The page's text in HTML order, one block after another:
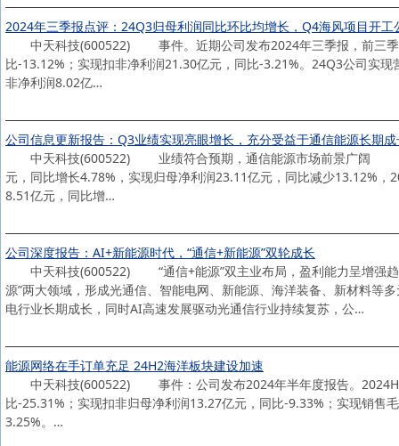
2024年三季报点评：24Q3归母利润同比环比均增长，Q4海风项目开工
中天科技(600522) 事件。近期公司发布2024年三季报，前三季
比-13.12%；实现扣非净利润21.30亿元，同比-3.21%。24Q3公司实
非净利润8.02亿…
公司信息更新报告：Q3业绩实现亮眼增长，充分受益于通信能源长期
中天科技(600522) 业绩符合预期，通信能源市场前景广阔
元，同比增长4.78%，实现归母净利润23.11亿元，同比减少13.12%
8.51亿元，同比增…
公司深度报告：AI+新能源时代，“通信+新能源”双轮成长
中天科技(600522) “通信+能源”双主业布局，盈利能力呈增强趋
源”两大领域，形成光通信、智能电网、新能源、海洋装备、新材料等
电行业长期成长，同时AI高速发展驱动光通信行业持续复苏，公…
能源网络在手订单充足 24H2海洋板块建设加速
中天科技(600522) 事件：公司发布2024年半年度报告。2024H1
比-25.31%；实现扣非归母净利润13.27亿元，同比-9.33%；实现销
3.25%。…